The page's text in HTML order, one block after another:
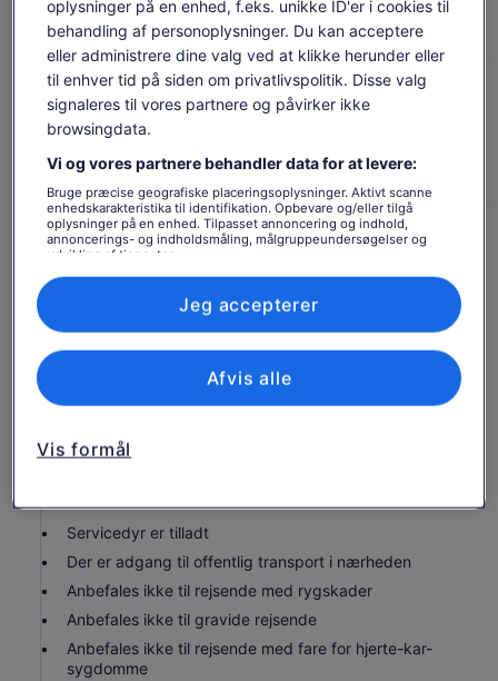
Epic Photo Opportunities – Fang betagende landskaber og
unikke klippeformationer undervejs.
Lokale ekspertguider – Lær om regionens skjulte historie og
legender fra vores erfarne, passionerede chauffører.
Hvis du leder efter spænding, landskaber og et unikt
perspektiv på Cappadocia, er dette turen for dig!
- 897 kr. 897 kr. 897 kr.
Prisen
er
pr.
rejsende*
*Få
en
lavere
pris
at
vælge
mere
end
voksne
897 kr.
inkl. skatter og gebyrer
*Få en lavere pris ved at vælge mere end to
Indholdet på denne side kan være maskinoversat
Se originalteksten (på engelsk)
Giv os feedback om oversættelsen
en
fane
Hvad er inkluderet, og hvad
er ikke
Parkeringsafgifter
✔️ Sunset udsigt besøg
Privat transport
✔️ Professionel chauffør/guide
Snacks
Servicedyr er tilladt
Der er adgang til offentlig transport i nærheden
Anbefales ikke til rejsende med rygskader
Anbefales ikke til gravide rejsende
Anbefales ikke til rejsende med fare for hjerte-kar-
sygdomme
oplysninger på en enhed, f.eks. unikke ID'er i cookies til
behandling af personoplysninger. Du kan acceptere
eller administrere dine valg ved at klikke herunder eller
til enhver tid på siden om privatlivspolitik. Disse valg
signaleres til vores partnere og påvirker ikke
browsingdata.
Vi og vores partnere behandler data for at levere:
Bruge præcise geografiske placeringsoplysninger. Aktivt scanne
enhedskarakteristika til identifikation. Opbevare og/eller tilgå
oplysninger på en enhed. Tilpasset annoncering og indhold,
annoncerings- og indholdsmåling, målgruppeundersøgelser og
udvikling af tjenester.
Liste over partnere (leverandører)
Vis formål
Afvis alle
Jeg accepterer